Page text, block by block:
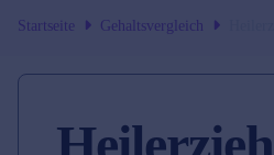
Startseite Gehaltsvergleich